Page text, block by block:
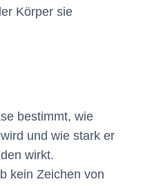
Körper sie
bestimmt, wie
und wie stark er
wirkt.
kein Zeichen von